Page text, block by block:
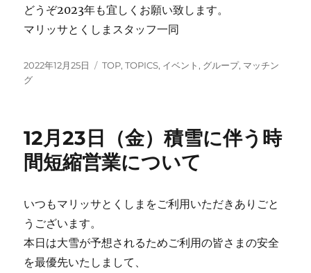
どうぞ2023年も宜しくお願い致します。
マリッサとくしまスタッフ一同
投
稿
2022年12月25日
カ
TOP,TOPICS, イベント , グループ, マッチン
グ
12月23日（金）積雪に伴う時
間短縮営業について
いつもマリッサとくしまをご利用いただきありごと
うございます。
本日は大雪が予想されるためご利用の皆さまの安全
を最優先いたしまして、